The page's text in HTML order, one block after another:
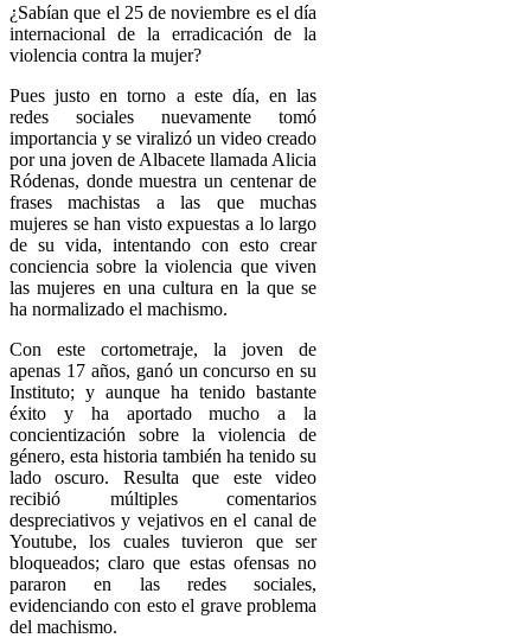
¿Sabían que el 25 de noviembre es el día
internacional de la erradicación de la
violencia contra la mujer?
Pues justo en torno a este día, en las
redes sociales nuevamente tomó
importancia y se viralizó un video creado
por una joven de Albacete llamada Alicia
Ródenas, donde muestra un centenar de
frases machistas a las que muchas
mujeres se han visto expuestas a lo largo
de su vida, intentando con esto crear
conciencia sobre la violencia que viven
las mujeres en una cultura en la que se
ha normalizado el machismo.
Con este cortometraje, la joven de
apenas 17 años, ganó un concurso en su
Instituto; y aunque ha tenido bastante
éxito y ha aportado mucho a la
concientización sobre la violencia de
género, esta historia también ha tenido su
lado oscuro. Resulta que este video
recibió múltiples comentarios
despreciativos y vejativos en el canal de
Youtube, los cuales tuvieron que ser
bloqueados; claro que estas ofensas no
pararon en las redes sociales,
evidenciando con esto el grave problema
del machismo.